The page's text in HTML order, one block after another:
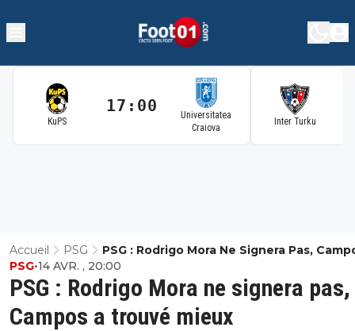
KuPS
17:00
Universitatea
Craiova
Inter Turku
Accueil PSG
PSG : Rodrigo Mora Ne Signera Pas,
Trouvé Mieux
PSG : Rodrigo Mora ne signera pas,
Campos a trouvé mieux
PSG•14 AVR. , 20:00